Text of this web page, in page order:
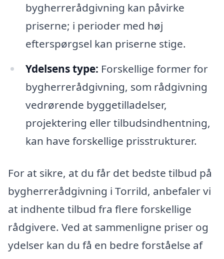
bygherrerådgivning kan påvirke
priserne; i perioder med høj
efterspørgsel kan priserne stige.
Ydelsens type: Forskellige former for
bygherrerådgivning, som rådgivning
vedrørende byggetilladelser,
projektering eller tilbudsindhentning,
kan have forskellige prisstrukturer.
For at sikre, at du får det bedste tilbud på
bygherrerådgivning i Torrild, anbefaler vi
at indhente tilbud fra flere forskellige
rådgivere. Ved at sammenligne priser og
ydelser kan du få en bedre forståelse af